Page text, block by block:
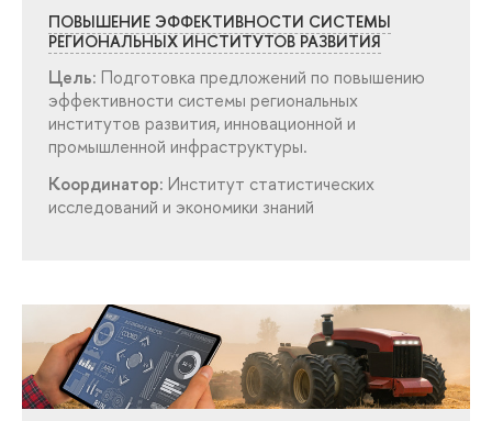
ПОВЫШЕНИЕ ЭФФЕКТИВНОСТИ СИСТЕМЫ
РЕГИОНАЛЬНЫХ ИНСТИТУТОВ РАЗВИТИЯ
Цель: Подготовка предложений по повышению
эффективности системы региональных
институтов развития, инновационной и
промышленной инфраструктуры.
Координатор: Институт статистических
исследований и экономики знаний